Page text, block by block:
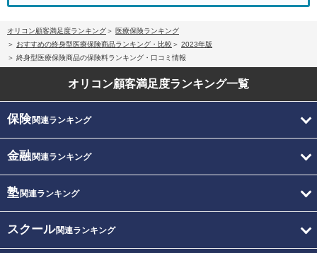
オリコン顧客満足度ランキング
医療保険ランキング
おすすめの終身型医療保険商品ランキング・比較
2023年版
終身型医療保険商品の保険料ランキング・口コミ情報
オリコン顧客満足度ランキング一覧
保険関連ランキング
金融関連ランキング
塾関連ランキング
スクール関連ランキング